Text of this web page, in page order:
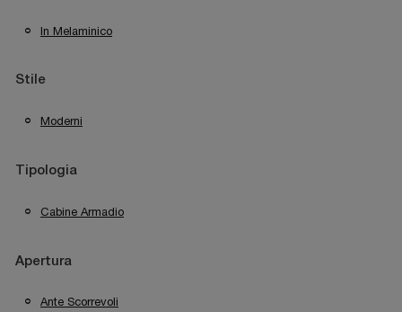
In Melaminico
Stile
Moderni
Tipologia
Cabine Armadio
Apertura
Ante Scorrevoli